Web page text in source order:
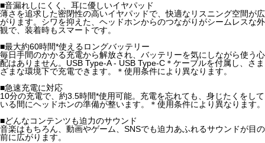
■音漏れしにくく、耳に優しいイヤパッド
薄さを追求した密閉性の高いイヤパッドで、快適なリスニング空間が広
がります。シワを抑えた、ヘッドホンからのつながりがシームレスな外
観で、装着時もスマートです。
■最大約60時間*使えるロングバッテリー
毎日手間のかかる充電から解放され、バッテリーを気にしながら使う心
配はありません。USB Type-A - USB Type-C＊ケーブルを付属し、さま
ざまな環境下で充電できます。＊使用条件により異なります。
■急速充電に対応
10分の充電で、約3.5時間*使用可能。充電を忘れても、身じたくをして
いる間にヘッドホンの準備が整います。＊使用条件により異なります。
■どんなコンテンツも迫力のサウンド
音楽はもちろん、動画やゲーム、SNSでも迫力あふれるサウンドが目の
前に広がります。